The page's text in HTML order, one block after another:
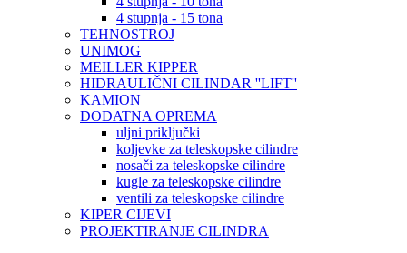
4 stupnja - 15 tona
TEHNOSTROJ
UNIMOG
MEILLER KIPPER
HIDRAULIČNI CILINDAR ''LIFT''
KAMION
DODATNA OPREMA
uljni priključki
koljevke za teleskopske cilindre
nosači za teleskopske cilindre
kugle za teleskopske cilindre
ventili za teleskopske cilindre
KIPER CIJEVI
PROJEKTIRANJE CILINDRA